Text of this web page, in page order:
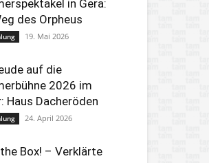
in Gera:
des Orpheus
19. Mai 2026
auf die
2026 im
Haus Dacheröden
24. April 2026
Box! – Verklärte